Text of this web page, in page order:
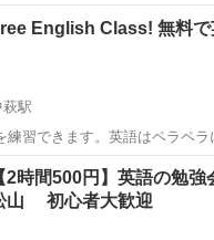
English Class! 無料で
萩駅
練習できます。英語はペラペラ
19時から20時まで
誰でも参加して大丈夫です。 Let's learn English!
中萩駅 英会話 公民館
2時間500円】英語の勉
山 初心者大歓迎